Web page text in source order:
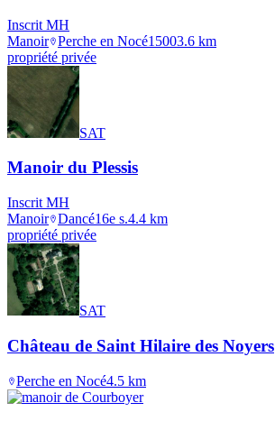
Inscrit MH
Manoir Perche en Nocé15003.6 km
propriété privée
SAT
Manoir du Plessis
Inscrit MH
Manoir Dancé16e s.4.4 km
propriété privée
SAT
Château de Saint Hilaire des Noyers
Perche en Nocé4.5 km